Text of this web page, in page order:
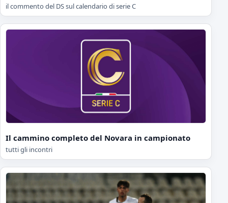
il commento del DS sul calendario di serie C
Il cammino completo del Novara in campionato
tutti gli incontri